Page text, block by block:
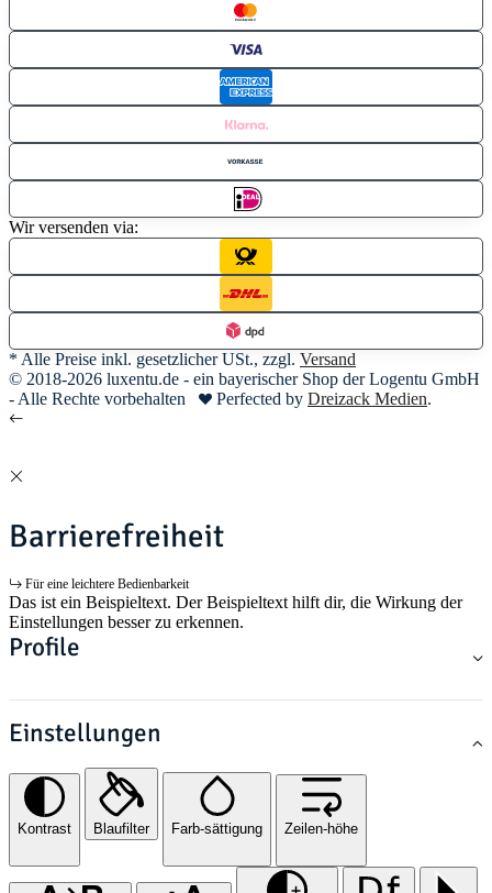
Wir versenden via:
* Alle Preise inkl. gesetzlicher USt., zzgl. Versand
© 2018-2026 luxentu.de - ein bayerischer Shop der Logentu GmbH
- Alle Rechte vorbehalten
Perfected by Dreizack Medien.
Barrierefreiheit
Für eine leichtere Bedienbarkeit
Das ist ein Beispieltext. Der Beispieltext hilft dir, die Wirkung der
Einstellungen besser zu erkennen.
Profile
Einstellungen
Kontrast Blaufilter Farb-sättigung Zeilen-höhe